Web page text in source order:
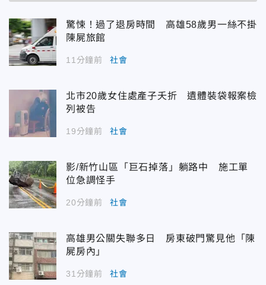
驚悚！過了退房時間 高雄58歲男一絲不掛
陳屍旅館
11分鐘前 社會
北市20歲女住處產子夭折 遺體裝袋報案檢
列被告
19分鐘前 社會
影/新竹山區「巨石掉落」躺路中 施工單
位急調怪手
20分鐘前 社會
高雄男公關失聯多日 房東破門驚見他「陳
屍房內」
31分鐘前 社會